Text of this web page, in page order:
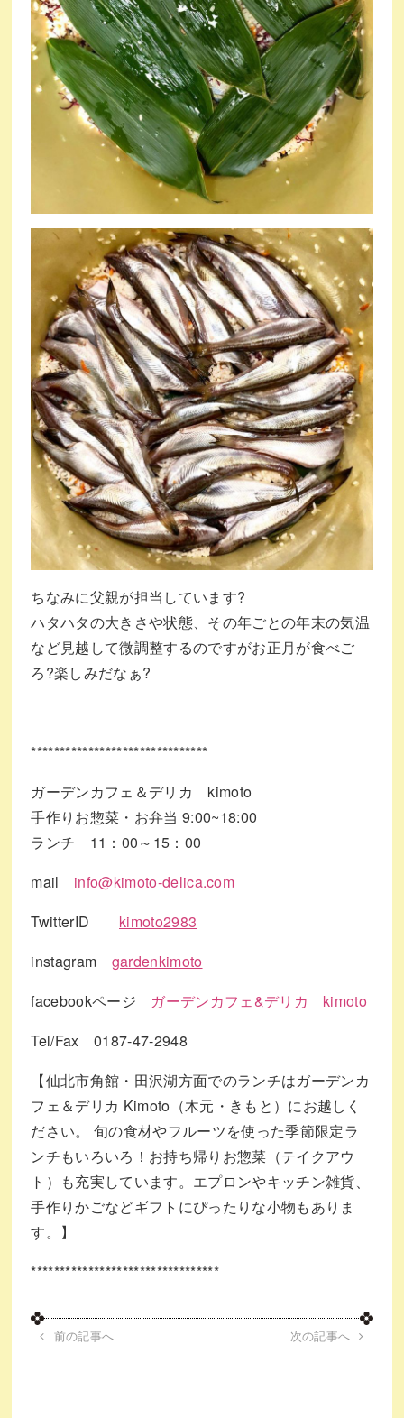
ちなみに父親が担当しています?
ハタハタの大きさや状態、その年ごとの年末の気温
など見越して微調整するのですがお正月が食べご
ろ?楽しみだなぁ?
*******************************
ガーデンカフェ＆デリカ kimoto
手作りお惣菜・お弁当 9:00~18:00
ランチ 11：00～15：00
mail info@kimoto-delica.com
TwitterID kimoto2983
instagram gardenkimoto
facebookページ ガーデンカフェ&デリカ kimoto
Tel/Fax 0187-47-2948
【仙北市角館・田沢湖方面でのランチはガーデンカ
フェ＆デリカ Kimoto（木元・きもと）にお越しく
ださい。 旬の食材やフルーツを使った季節限定ラ
ンチもいろいろ！お持ち帰りお惣菜（テイクアウ
ト）も充実しています。エプロンやキッチン雑貨、
手作りかごなどギフトにぴったりな小物もありま
す。】
*********************************
前の記事へ 次の記事へ